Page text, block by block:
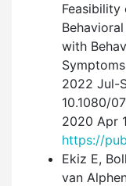
with
2022 Jul-
10.1080/
2020 Apr
https://
Ekiz E,
van